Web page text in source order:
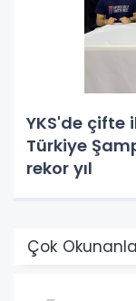
YKS'de çifte
Türkiye
rekor yıl
Çok